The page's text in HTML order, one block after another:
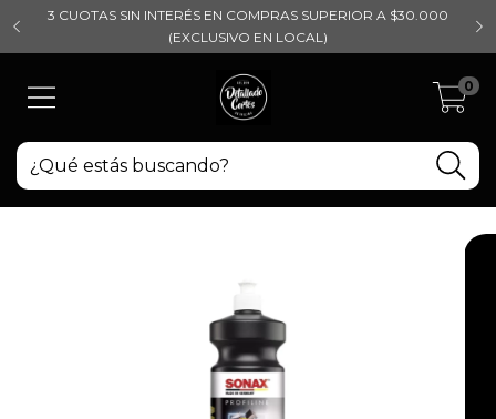
3 CUOTAS SIN INTERÉS EN COMPRAS SUPERIOR A $30.000
(EXCLUSIVO EN LOCAL)
0